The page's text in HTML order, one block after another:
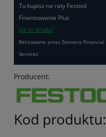
Tu kupisz na raty Festool
Finansowanie Plus
Jak to działa?
Relizowane przez Siemens Financial
Services
Producent:
Kod produktu: